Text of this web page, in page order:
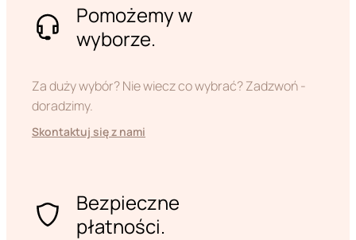
Pomożemy w
wyborze.
Za duży wybór? Nie wiecz co wybrać? Zadzwoń -
doradzimy.
Skontaktuj się z nami
Bezpieczne
płatności.